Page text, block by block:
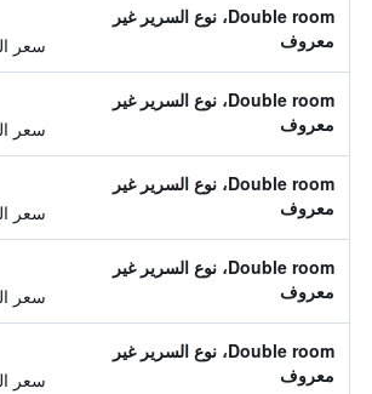
Double room، نوع السرير غير
معروف
سعر
Double room، نوع السرير غير
معروف
سعر
Double room، نوع السرير غير
معروف
سعر
Double room، نوع السرير غير
معروف
سعر
Double room، نوع السرير غير
معروف
سعر